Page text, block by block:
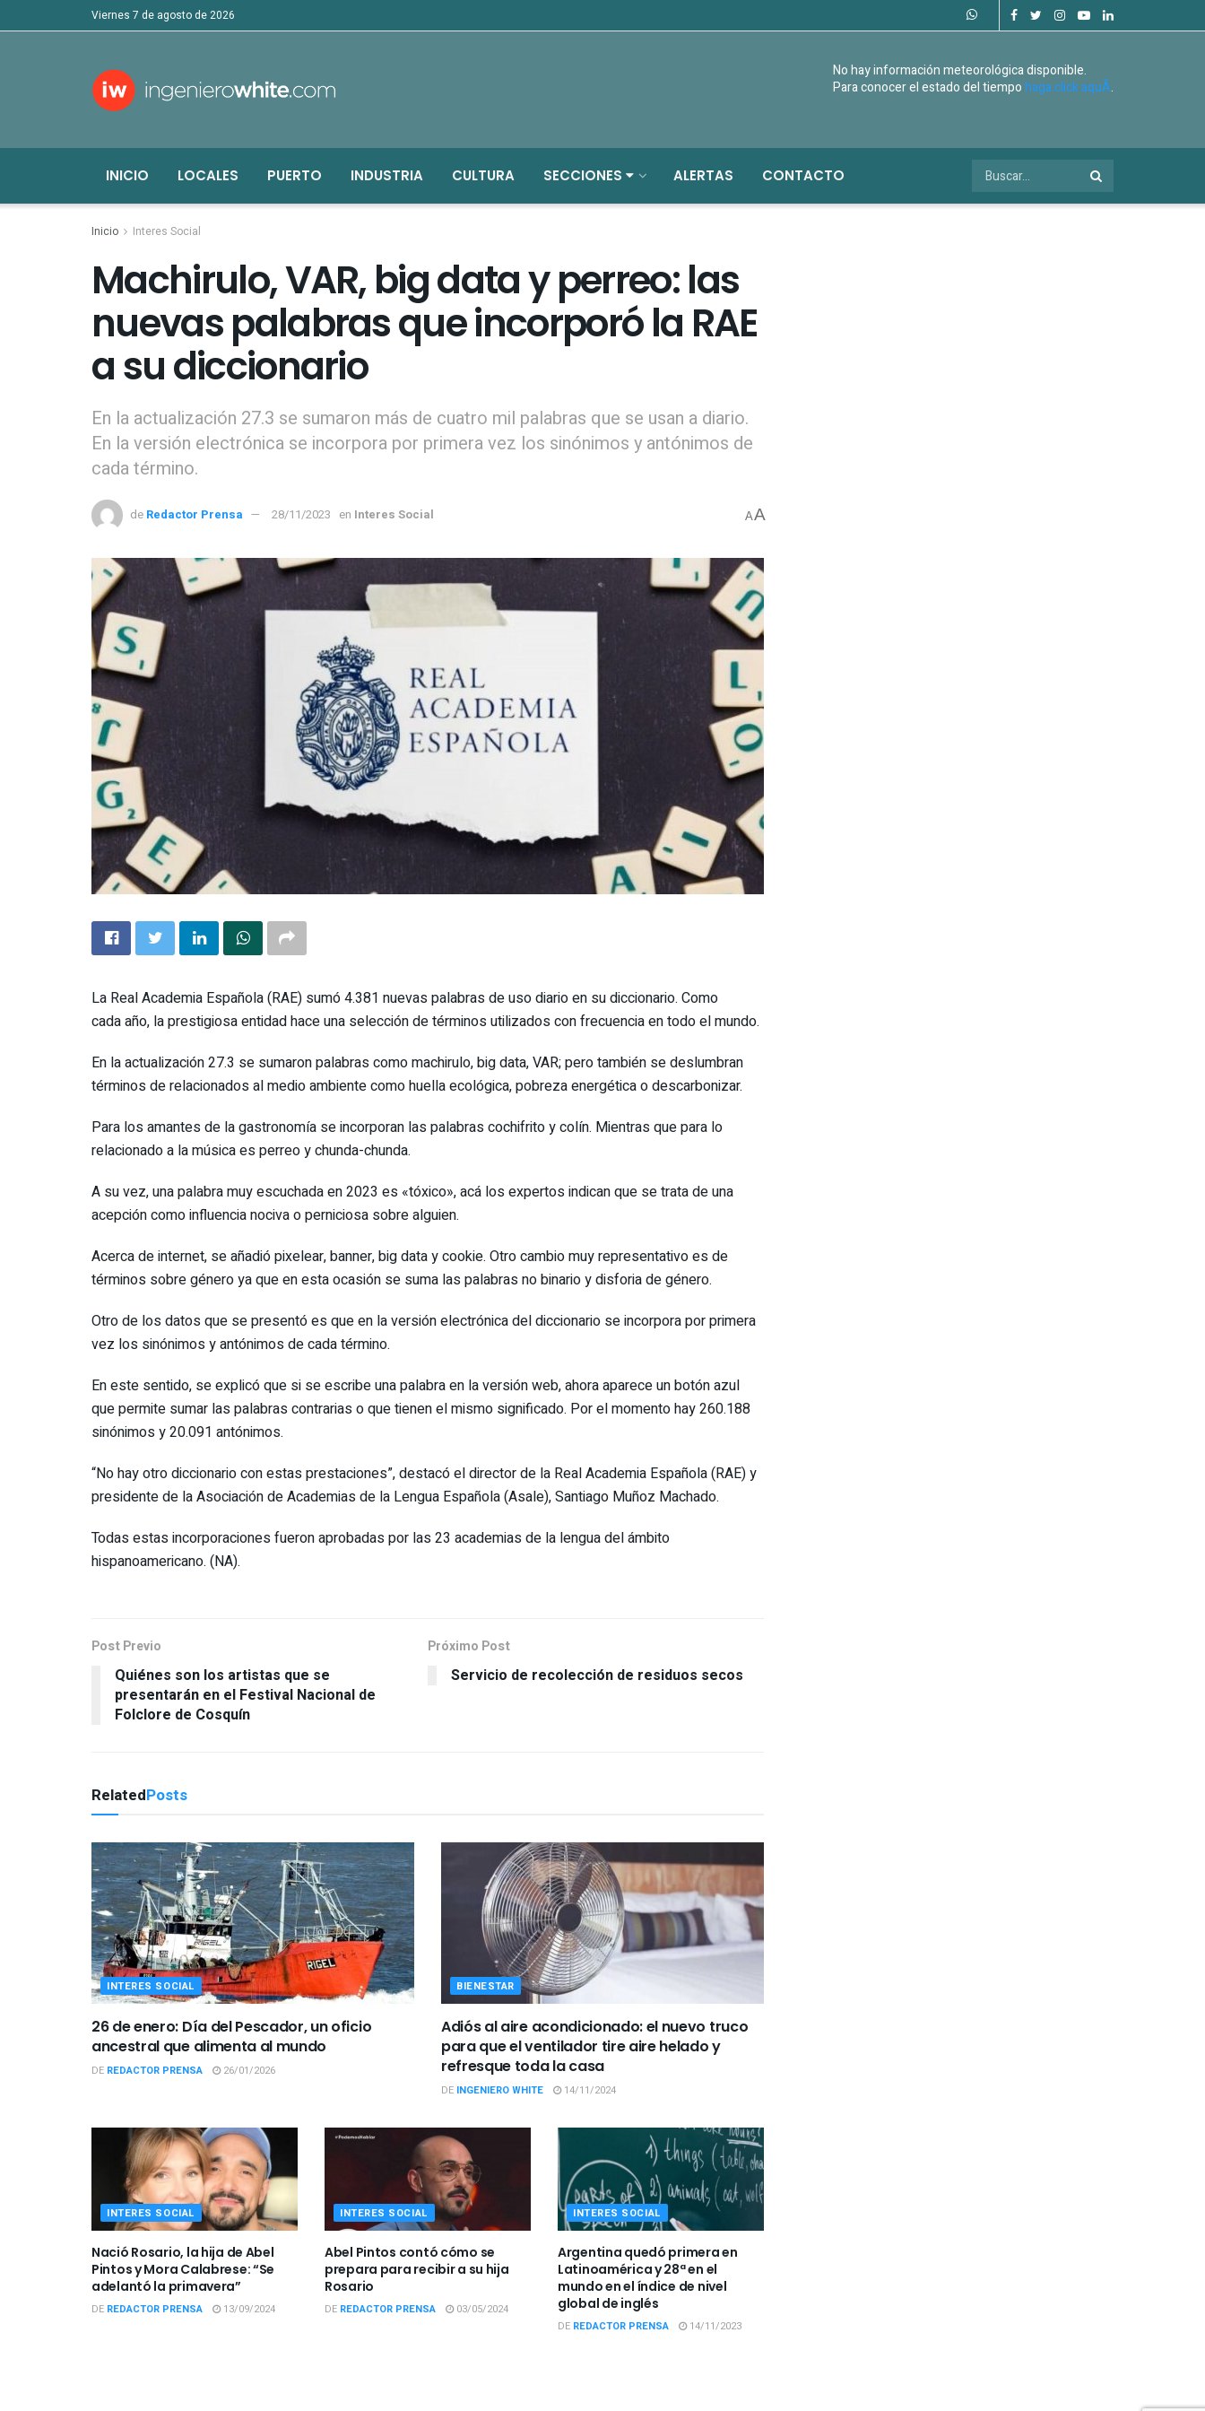
viernes 7 de agosto de 2026
No hay información meteorológica disponible.
Para conocer el estado del tiempohaga click aquÃ­.
INICIO LOCALES PUERTO INDUSTRIA CULTURA SECCIONES ALERTAS CONTACTO
Inicio Interes Social
Machirulo, VAR, big data y perreo: las
nuevas palabras que incorporó la RAE
a su diccionario
En la actualización 27.3 se sumaron más de cuatro mil palabras que se usan a diario.
En la versión electrónica se incorpora por primera vez los sinónimos y antónimos de
cada término.
de Redactor Prensa 28/11/2023 en Interes Social AA
La Real Academia Española (RAE) sumó 4.381 nuevas palabras de uso diario en su diccionario. Como
cada año, la prestigiosa entidad hace una selección de términos utilizados con frecuencia en todo el mundo.
En la actualización 27.3 se sumaron palabras como machirulo, big data, VAR; pero también se deslumbran
términos de relacionados al medio ambiente como huella ecológica, pobreza energética o descarbonizar.
Para los amantes de la gastronomía se incorporan las palabras cochifrito y colín. Mientras que para lo
relacionado a la música es perreo y chunda-chunda.
A su vez, una palabra muy escuchada en 2023 es «tóxico», acá los expertos indican que se trata de una
acepción como influencia nociva o perniciosa sobre alguien.
Acerca de internet, se añadió pixelear, banner, big data y cookie. Otro cambio muy representativo es de
términos sobre género ya que en esta ocasión se suma las palabras no binario y disforia de género.
Otro de los datos que se presentó es que en la versión electrónica del diccionario se incorpora por primera
vez los sinónimos y antónimos de cada término.
En este sentido, se explicó que si se escribe una palabra en la versión web, ahora aparece un botón azul
que permite sumar las palabras contrarias o que tienen el mismo significado. Por el momento hay 260.188
sinónimos y 20.091 antónimos.
“No hay otro diccionario con estas prestaciones”, destacó el director de la Real Academia Española (RAE) y
presidente de la Asociación de Academias de la Lengua Española (Asale), Santiago Muñoz Machado.
Todas estas incorporaciones fueron aprobadas por las 23 academias de la lengua del ámbito
hispanoamericano. (NA).
Post Previo
Quiénes son los artistas que se
presentarán en el Festival Nacional de
Folclore de Cosquín
Próximo Post
Servicio de recolección de residuos secos
RelatedPosts
INTERES SOCIAL
26 de enero: Día del Pescador, un oficio
ancestral que alimenta al mundo
DE REDACTOR PRENSA 26/01/2026
BIENESTAR
Adiós al aire acondicionado: el nuevo truco
para que el ventilador tire aire helado y
refresque toda la casa
DE INGENIERO WHITE 14/11/2024
INTERES SOCIAL
Nació Rosario, la hija de Abel
Pintos y Mora Calabrese: “Se
adelantó la primavera”
DE REDACTOR PRENSA 13/09/2024
INTERES SOCIAL
Abel Pintos contó cómo se
prepara para recibir a su hija
Rosario
DE REDACTOR PRENSA 03/05/2024
INTERES SOCIAL
Argentina quedó primera en
Latinoamérica y 28ª en el
mundo en el índice de nivel
global de inglés
DE REDACTOR PRENSA 14/11/2023